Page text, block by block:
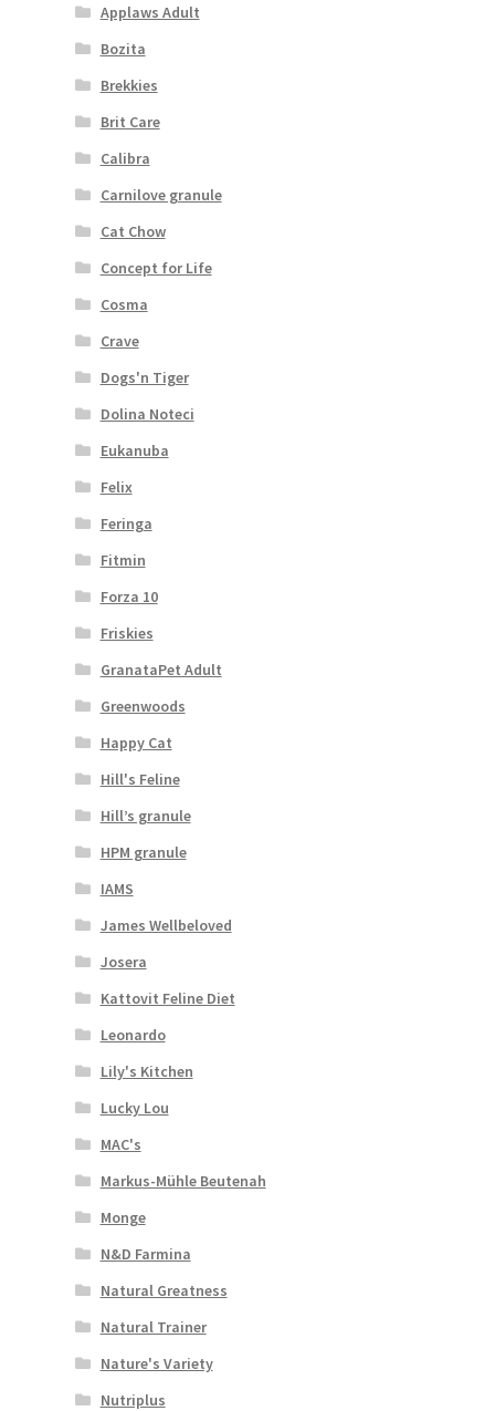
Applaws Adult
Bozita
Brekkies
Brit Care
Calibra
Carnilove granule
Cat Chow
Concept for Life
Cosma
Crave
Dogs'n Tiger
Dolina Noteci
Eukanuba
Felix
Feringa
Fitmin
Forza 10
Friskies
GranataPet Adult
Greenwoods
Happy Cat
Hill's Feline
Hill’s granule
HPM granule
IAMS
James Wellbeloved
Josera
Kattovit Feline Diet
Leonardo
Lily's Kitchen
Lucky Lou
MAC's
Markus-Mühle Beutenah
Monge
N&D Farmina
Natural Greatness
Natural Trainer
Nature's Variety
Nutriplus